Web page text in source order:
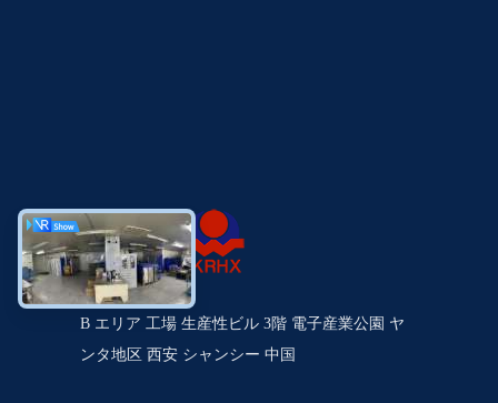
B エリア 工場 生産性ビル 3階 電子産業公園 ヤ
ンタ地区 西安 シャンシー 中国